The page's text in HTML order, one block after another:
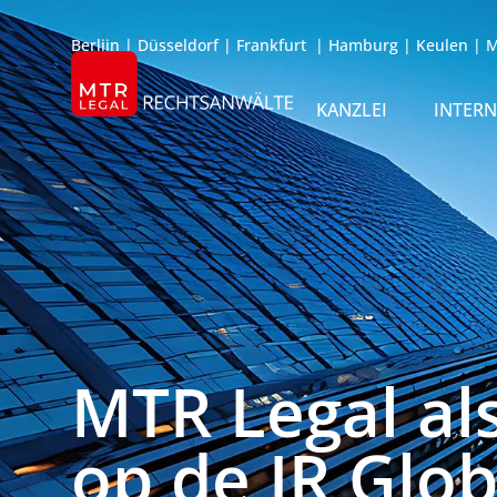
Berlijn | Düsseldorf| Frankfurt | Hamburg | Keulen |
KANZLEI
ÜBER UNS
TEAM
OFFICES
REFERENZEN
INTERNATIONAL
MTR Legal
op de IR